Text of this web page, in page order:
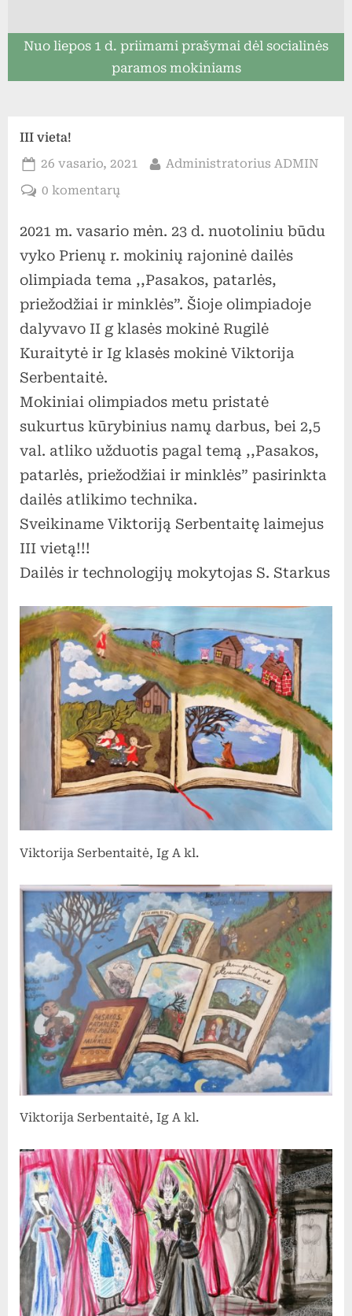
Nuo liepos 1 d. priimami prašymai dėl socialinės
paramos mokiniams
III vieta!
Posted
on
26 vasario, 2021 By
Administratorius ADMIN
0 komentarųįraše
vieta!
2021 m. vasario mėn. 23 d. nuotoliniu būdu
vyko Prienų r. mokinių rajoninė dailės
olimpiada tema ,,Pasakos, patarlės,
priežodžiai ir minklės”. Šioje olimpiadoje
dalyvavo II g klasės mokinė Rugilė
Kuraitytė ir Ig klasės mokinė Viktorija
Serbentaitė.
Mokiniai olimpiados metu pristatė
sukurtus kūrybinius namų darbus, bei 2,5
val. atliko užduotis pagal temą ,,Pasakos,
patarlės, priežodžiai ir minklės” pasirinkta
dailės atlikimo technika.
Sveikiname Viktoriją Serbentaitę laimejus
III vietą!!!
Dailės ir technologijų mokytojas S. Starkus
Viktorija Serbentaitė, Ig A kl.
Viktorija Serbentaitė, Ig A kl.